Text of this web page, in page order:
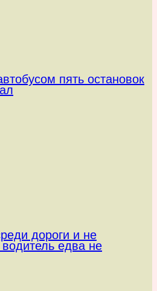
пять остановок
дороги и не
едва не